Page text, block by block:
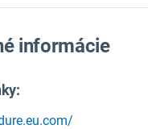
informácie